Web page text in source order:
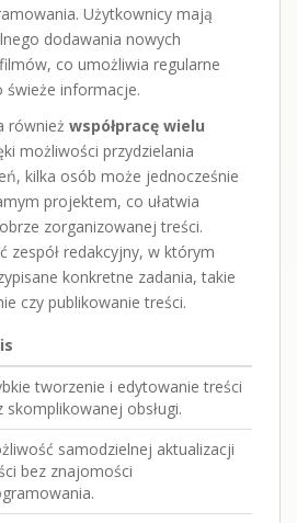
Użytkownicy mają
dodawania nowych
co umożliwia regularne
świeże informacje.
również współpracę wielu
możliwości przydzielania
kilka osób może jednocześnie
projektem, co ułatwia
zorganizowanej treści.
zespół redakcyjny, w którym
konkretne zadania, takie
czy publikowanie treści.
tworzenie i edytowanie treści
skomplikowanej obsługi.
samodzielnej aktualizacji
bez znajomości